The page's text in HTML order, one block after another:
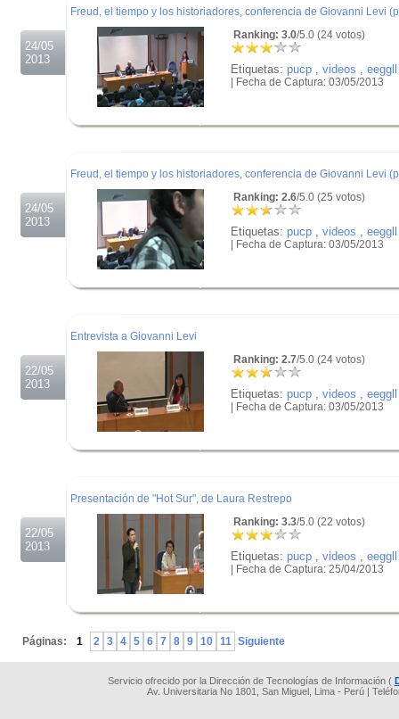
24/05
2013
Freud, el tiempo y los historiadores, conferencia de Giovanni Levi
Ranking: 3.0/5.0 (24 votos)
Etiquetas: pucp videos eeggll
| Fecha de Captura: 03/05/2013
24/05
2013
Freud, el tiempo y los historiadores, conferencia de Giovanni Levi
Ranking: 2.6/5.0 (25 votos)
Etiquetas: pucp videos eeggll
| Fecha de Captura: 03/05/2013
22/05
2013
Entrevista a Giovanni Levi
Ranking: 2.7/5.0 (24 votos)
Etiquetas: pucp videos eeggll
| Fecha de Captura: 03/05/2013
22/05
2013
Presentación de "Hot Sur", de Laura Restrepo
Ranking: 3.3/5.0 (22 votos)
Etiquetas: pucp videos eeggll
| Fecha de Captura: 25/04/2013
Páginas: 1 2 3 4 5 6 7 8 9 10 11 Siguiente
Servicio ofrecido por la Dirección de Tecnologías de Información (
Av. Universitaria No 1801, San Miguel, Lima - Perú |